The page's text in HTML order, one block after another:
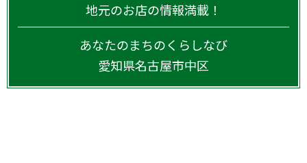
地元のお店の情報満載！
あなたのまちのくらしなび
愛知県名古屋市中区